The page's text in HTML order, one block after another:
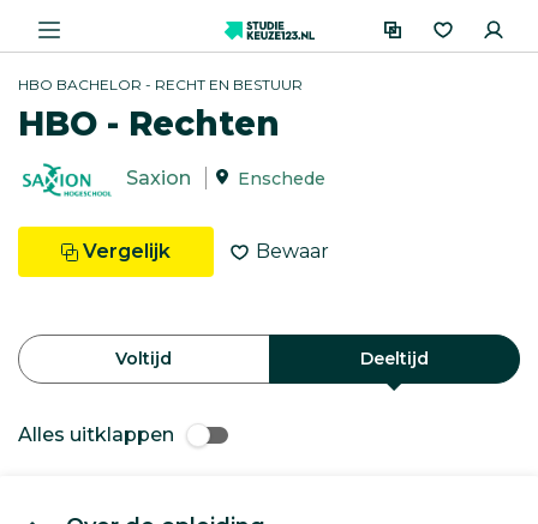
HBO BACHELOR - RECHT EN BESTUUR
HBO - Rechten
Saxion Enschede
Vergelijk Bewaar
Voltijd Deeltijd
Alles uitklappen